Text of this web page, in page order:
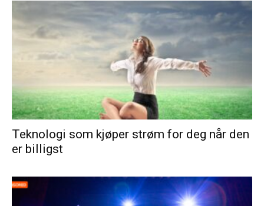
Teknologi som kjøper strøm for deg når den
er billigst